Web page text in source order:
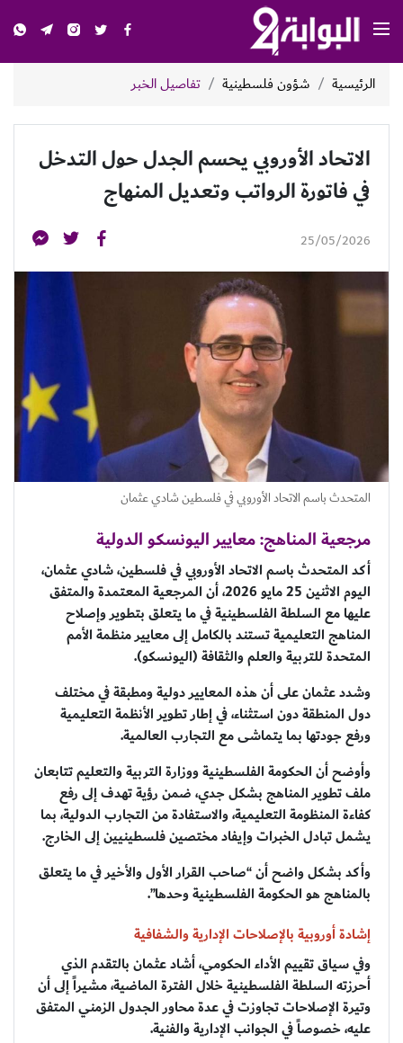
الرئيسية شؤون فلسطينية تفاصيل الخبر
الاتحاد الأوروبي يحسم الجدل حول التدخل
في فاتورة الرواتب وتعديل المنهاج
25/05/2026
المتحدث باسم الاتحاد الأوروبي في فلسطين شادي عثمان
مرجعية المناهج: معايير اليونسكو الدولية
أكد المتحدث باسم الاتحاد الأوروبي في فلسطين، شادي عثمان،
اليوم الاثنين 25 مايو 2026، أن المرجعية المعتمدة والمتفق
عليها مع السلطة الفلسطينية في ما يتعلق بتطوير وإصلاح
المناهج التعليمية تستند بالكامل إلى معايير منظمة الأمم
المتحدة للتربية والعلم والثقافة (اليونسكو).
وشدد عثمان على أن هذه المعايير دولية ومطبقة في مختلف
دول المنطقة دون استثناء، في إطار تطوير الأنظمة التعليمية
ورفع جودتها بما يتماشى مع التجارب العالمية.
وأوضح أن الحكومة الفلسطينية ووزارة التربية والتعليم تتابعان
ملف تطوير المناهج بشكل جدي، ضمن رؤية تهدف إلى رفع
كفاءة المنظومة التعليمية، والاستفادة من التجارب الدولية، بما
يشمل تبادل الخبرات وإيفاد مختصين فلسطينيين إلى الخارج.
وأكد بشكل واضح أن “صاحب القرار الأول والأخير في ما يتعلق
بالمناهج هو الحكومة الفلسطينية وحدها”.
إشادة أوروبية بالإصلاحات الإدارية والشفافية
وفي سياق تقييم الأداء الحكومي، أشاد عثمان بالتقدم الذي
أحرزته السلطة الفلسطينية خلال الفترة الماضية، مشيراً إلى أن
وتيرة الإصلاحات تجاوزت في عدة محاور الجدول الزمني المتفق
عليه، خصوصاً في الجوانب الإدارية والفنية.